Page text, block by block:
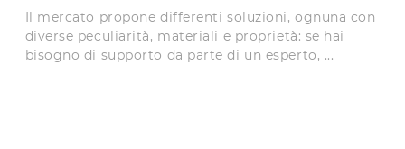
Il mercato propone differenti soluzioni, ognuna con
diverse peculiarità, materiali e proprietà: se hai
bisogno di supporto da parte di un esperto, ...